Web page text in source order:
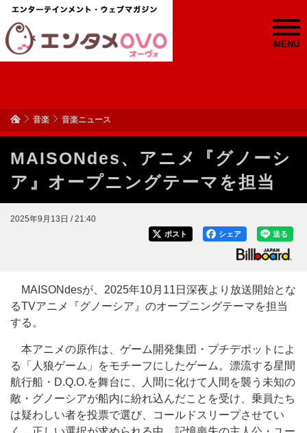
MENU
音楽 音楽ニュース
MAISONdes、アニメ『グノーシ
ア』オープニングテーマを担当
2025年9月13日 / 21:40
送る
シェア
ポスト
MAISONdesが、2025年10月11日深夜より放送開始とな
るTVアニメ『グノーシア』のオープニングテーマを担当
する。
本アニメの原作は、ゲーム開発集団・プチデポットによ
る「人狼ゲーム」をモチーフにしたゲーム。漂流する星間
航行船・D.Q.O.を舞台に、人間に化けて人間を襲う未知の
敵・グノーシアが船内に紛れ込んだことを受け、乗員たち
は疑わしい者を投票で選び、コールドスリープさせてい